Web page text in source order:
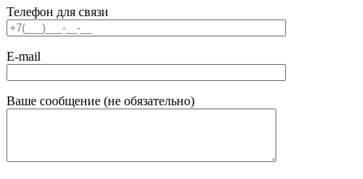
Телефон для связи
E-mail
Ваше сообщение (не обязательно)